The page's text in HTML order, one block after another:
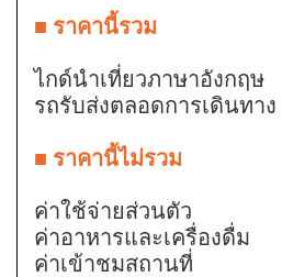
■ ราคานี้รวม
ไกด์นำเที่ยวภาษาอังกฤษ
รถรับส่งตลอดการเดินทาง
■ ราคานี้ไม่รวม
ค่าใช้จ่ายส่วนตัว
ค่าอาหารและเครื่องดื่ม
ค่าเข้าชมสถานที่